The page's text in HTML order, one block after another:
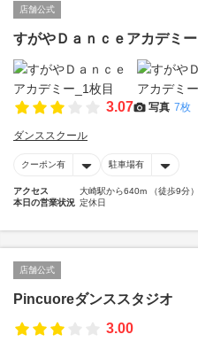
店舗公式
すがやＤａｎｃｅアカデミー
3.07 写真 7枚
ダンススクール
クーポン有 駐車場有
アクセス
大崎駅から640m （徒歩9分）
本日の営業状況 定休日
店舗公式
Pincuoreダンススタジオ
3.00